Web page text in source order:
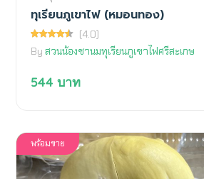
ทุเรียนภูเขาไฟ (หมอนทอง)
(4.0)
By สวนน้องชานมทุเรียนภูเขาไฟศรีสะเกษ
544 บาท
พร้อมขาย